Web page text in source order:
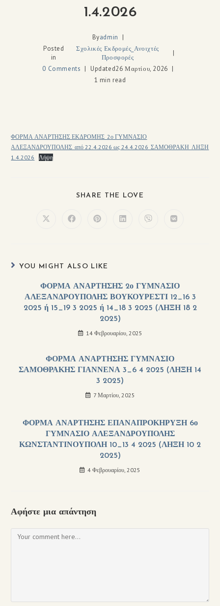
1.4.2026
Byadmin
Posted
in
Σχολικές Εκδρομές_Ανοιχτές
Προσφορές
0 Comments
Updated26 Μαρτίου, 2026
1 min read
ΦΟΡΜΑ ΑΝΑΡΤΗΣΗΣ ΕΚΔΡΟΜΗΣ_2ο ΓΥΜΝΑΣΙΟ
ΑΛΕΞΑΝΔΡΟΥΠΟΛΗΣ_από 22.4.2026 ως 24.4.2026_ΣΑΜΟΘΡΑΚΗ_ΛΗΞΗ
1.4.2026
Λήψη
SHARE THE LOVE
YOU MIGHT ALSO LIKE
ΦΟΡΜΑ ΑΝΑΡΤΗΣΗΣ 2ο ΓΥΜΝΑΣΙΟ
ΑΛΕΞΑΝΔΡΟΥΠΟΛΗΣ ΒΟΥΚΟΥΡΕΣΤΙ 12_16 3
2025 ή 15_19 3 2025 ή 14_18 3 2025 (ΛΗΞΗ 18 2
2025)
14 Φεβρουαρίου, 2025
ΦΟΡΜΑ ΑΝΑΡΤΗΣΗΣ ΓΥΜΝΑΣΙΟ
ΣΑΜΟΘΡΑΚΗΣ ΓΙΑΝΝΕΝΑ 3_6 4 2025 (ΛΗΞΗ 14
3 2025)
7 Μαρτίου, 2025
ΦΟΡΜΑ ΑΝΑΡΤΗΣΗΣ ΕΠΑΝΑΠΡΟΚΗΡΥΞΗ 6ο
ΓΥΜΝΑΣΙΟ ΑΛΕΞΑΝΔΡΟΥΠΟΛΗΣ
ΚΩΝΣΤΑΝΤΙΝΟΥΠΟΛΗ 10_13 4 2025 (ΛΗΞΗ 10 2
2025)
4 Φεβρουαρίου, 2025
Αφήστε μια απάντηση